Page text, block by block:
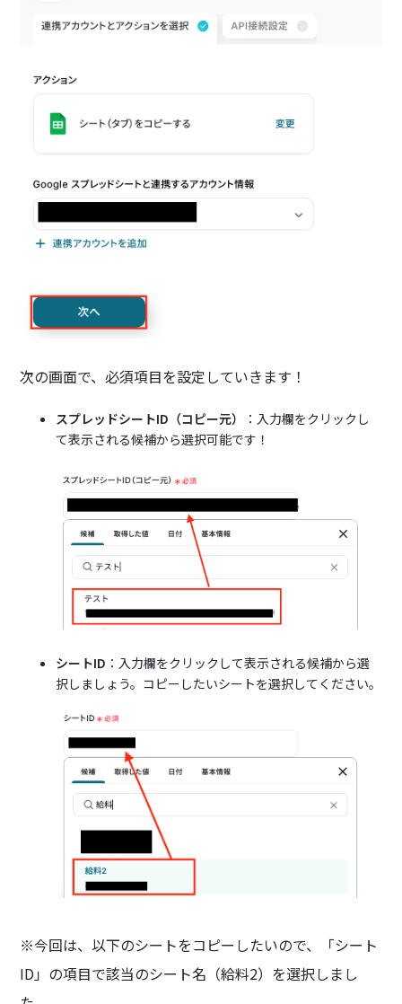
次の画面で、必須項目を設定していきます！
スプレッドシートID（コピー元）
：入力欄をクリックし
て表示される候補から選択可能です！
シートID ：入力欄をクリックして表示される候補から選
択しましょう。コピーしたいシートを選択してください。
※今回は、以下のシートをコピーしたいので、「シート
ID」の項目で該当のシート名（給料2）を選択しまし